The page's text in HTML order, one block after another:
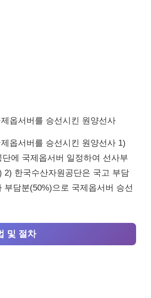
옵서버를 승선시킨 원양선사
옵서버를 승선시킨 원양선사 1)
에 국제옵서버 일정하여 선사부
2) 한국수산자원공단은 국고 부담
부담분(50%)으로 국제옵서버 승선
및 절차